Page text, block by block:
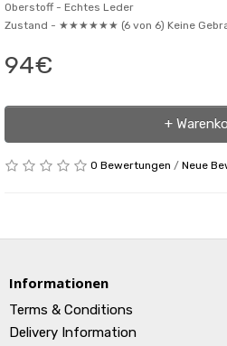
Oberstoff - Echtes Leder
Zustand - ★★★★★★ (6 von 6) Keine
94€
+
0 Bewertungen / Neue
Informationen
Terms & Conditions
Delivery Information